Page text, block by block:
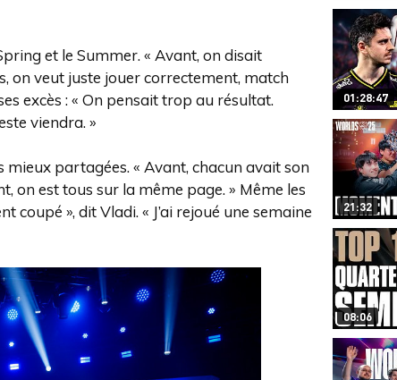
et le Summer. « Avant, on disait
on veut juste jouer correctement, match
excès : « On pensait trop au résultat.
viendra. »
partagées. « Avant, chacun avait son
on est tous sur la même page. » Même les
coupé », dit Vladi. « J’ai rejoué une semaine
01:28:47
21:32
08:06